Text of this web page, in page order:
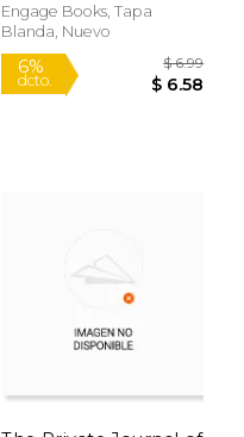
Engage Books, Tapa
Blanda, Nuevo